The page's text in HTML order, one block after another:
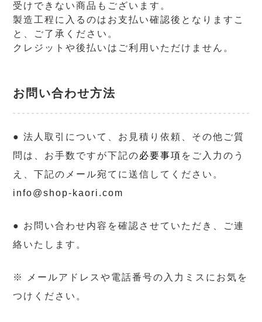
受けできない商品もございます。
製造工程に入るのはお支払い確認後となりますこ
と、ご了承ください。
クレジットや後払いはご利用いただけません。
お問い合わせ方法
● 法人取引について、お見積り依頼、その他ご質
問は、お手数ですが下記の必要事項 をご入力のう
え、下記のメール宛てに送信してください。
info@shop-kaori.com
● お問い合わせ内容を確認させていただき、ご連
絡いたします。
※ メールアドレスや電話番号の入力ミスにお気を
つけください。